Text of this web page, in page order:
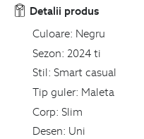
Detalii produs
Culoare: Negru
Sezon: 2024 ti
Stil: Smart casual
Tip guler: Maleta
Corp: Slim
Desen: Uni